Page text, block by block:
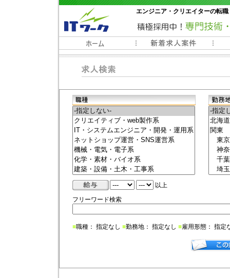
エンジニア・クリエイターの転
常時3000件以上の求人情報掲載中
以上
フリーワード検索
■職種： 指定なし ■勤務地： 指定なし ■雇用形態： 指定